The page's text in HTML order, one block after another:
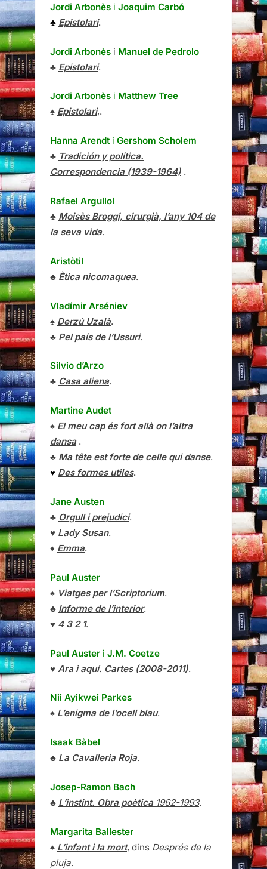
Jordi Arbonès i Joaquim Carbó
♣ Epistolari.
Jordi Arbonès i Manuel de Pedrolo
♣ Epistolari.
Jordi Arbonès i Matthew Tree
♠ Epistolari,.
Hanna Arendt i Gershom Scholem
♣ Tradición y política.
Correspondencia (1939-1964) .
Rafael Argullol
♣ Moisès Broggi, cirurgià, l’any 104 de
la seva vida.
Aristòtil
♣ Ètica nicomaquea.
Vladímir Arséniev
♠ Derzú Uzalà.
♣ Pel país de l’Ussuri.
Silvio d’Arzo
♣ Casa aliena.
Martine Audet
♠ El meu cap és fort allà on l’altra
dansa.
♣ Ma tête est forte de celle qui danse.
♥ Des formes utiles.
Jane Austen
♣ Orgull i prejudici.
♥ Lady Susan.
♦ Emma.
Paul Auster
♠ Viatges per l’Scriptorium.
♣ Informe de l’interior.
♥ 4 3 2 1.
Paul Auster i J.M. Coetze
♥ Ara i aquí. Cartes (2008-2011).
Nii Ayikwei Parkes
♠ L’enigma de l’ocell blau.
Isaak Bàbel
♣ La Cavalleria Roja.
Josep-Ramon Bach
♣ L’instint. Obra poètica1962-1993.
Margarita Ballester
♠ L’infant i la mort, dins Després de la
pluja.